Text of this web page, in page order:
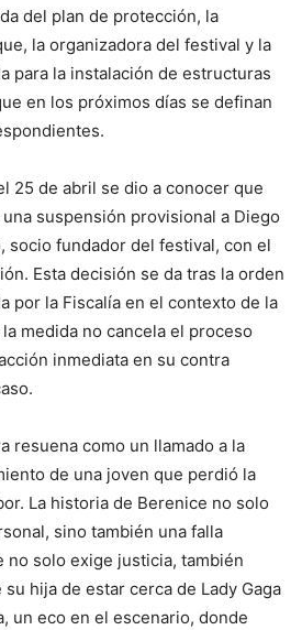
del plan de protección, la
la organizadora del festival y la
para la instalación de estructuras
en los próximos días se definan
25 de abril se dio a conocer que
suspensión provisional a Diego
socio fundador del festival, con el
Esta decisión se da tras la orden
por la Fiscalía en el contexto de la
medida no cancela el proceso
inmediata en su contra
resuena como un llamado a la
de una joven que perdió la
La historia de Berenice no solo
sino también una falla
no solo exige justicia, también
hija de estar cerca de Lady Gaga
un eco en el escenario, donde